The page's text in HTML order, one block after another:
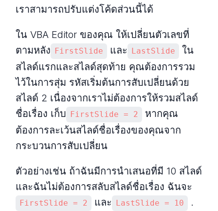
เราสามารถปรับแต่งโค้ดส่วนนี้ได้
ใน VBA Editor ของคุณ ให้เปลี่ยนตัวเลขที่
ตามหลัง FirstSlide และ LastSlide
ใน
สไลด์แรกและสไลด์สุดท้าย คุณต้องการรวม
ไว้ในการสุ่ม รหัสเริ่มต้นการสับเปลี่ยนด้วย
สไลด์ 2 เนื่องจากเราไม่ต้องการให้รวมสไลด์
ชื่อเรื่อง เก็บ FirstSlide = 2
หากคุณ
ต้องการละเว้นสไลด์ชื่อเรื่องของคุณจาก
กระบวนการสับเปลี่ยน
ตัวอย่างเช่น ถ้าฉันมีการนำเสนอที่มี 10 สไลด์
และฉันไม่ต้องการสลับสไลด์ชื่อเรื่อง ฉันจะ
FirstSlide = 2 และ LastSlide = 10 .